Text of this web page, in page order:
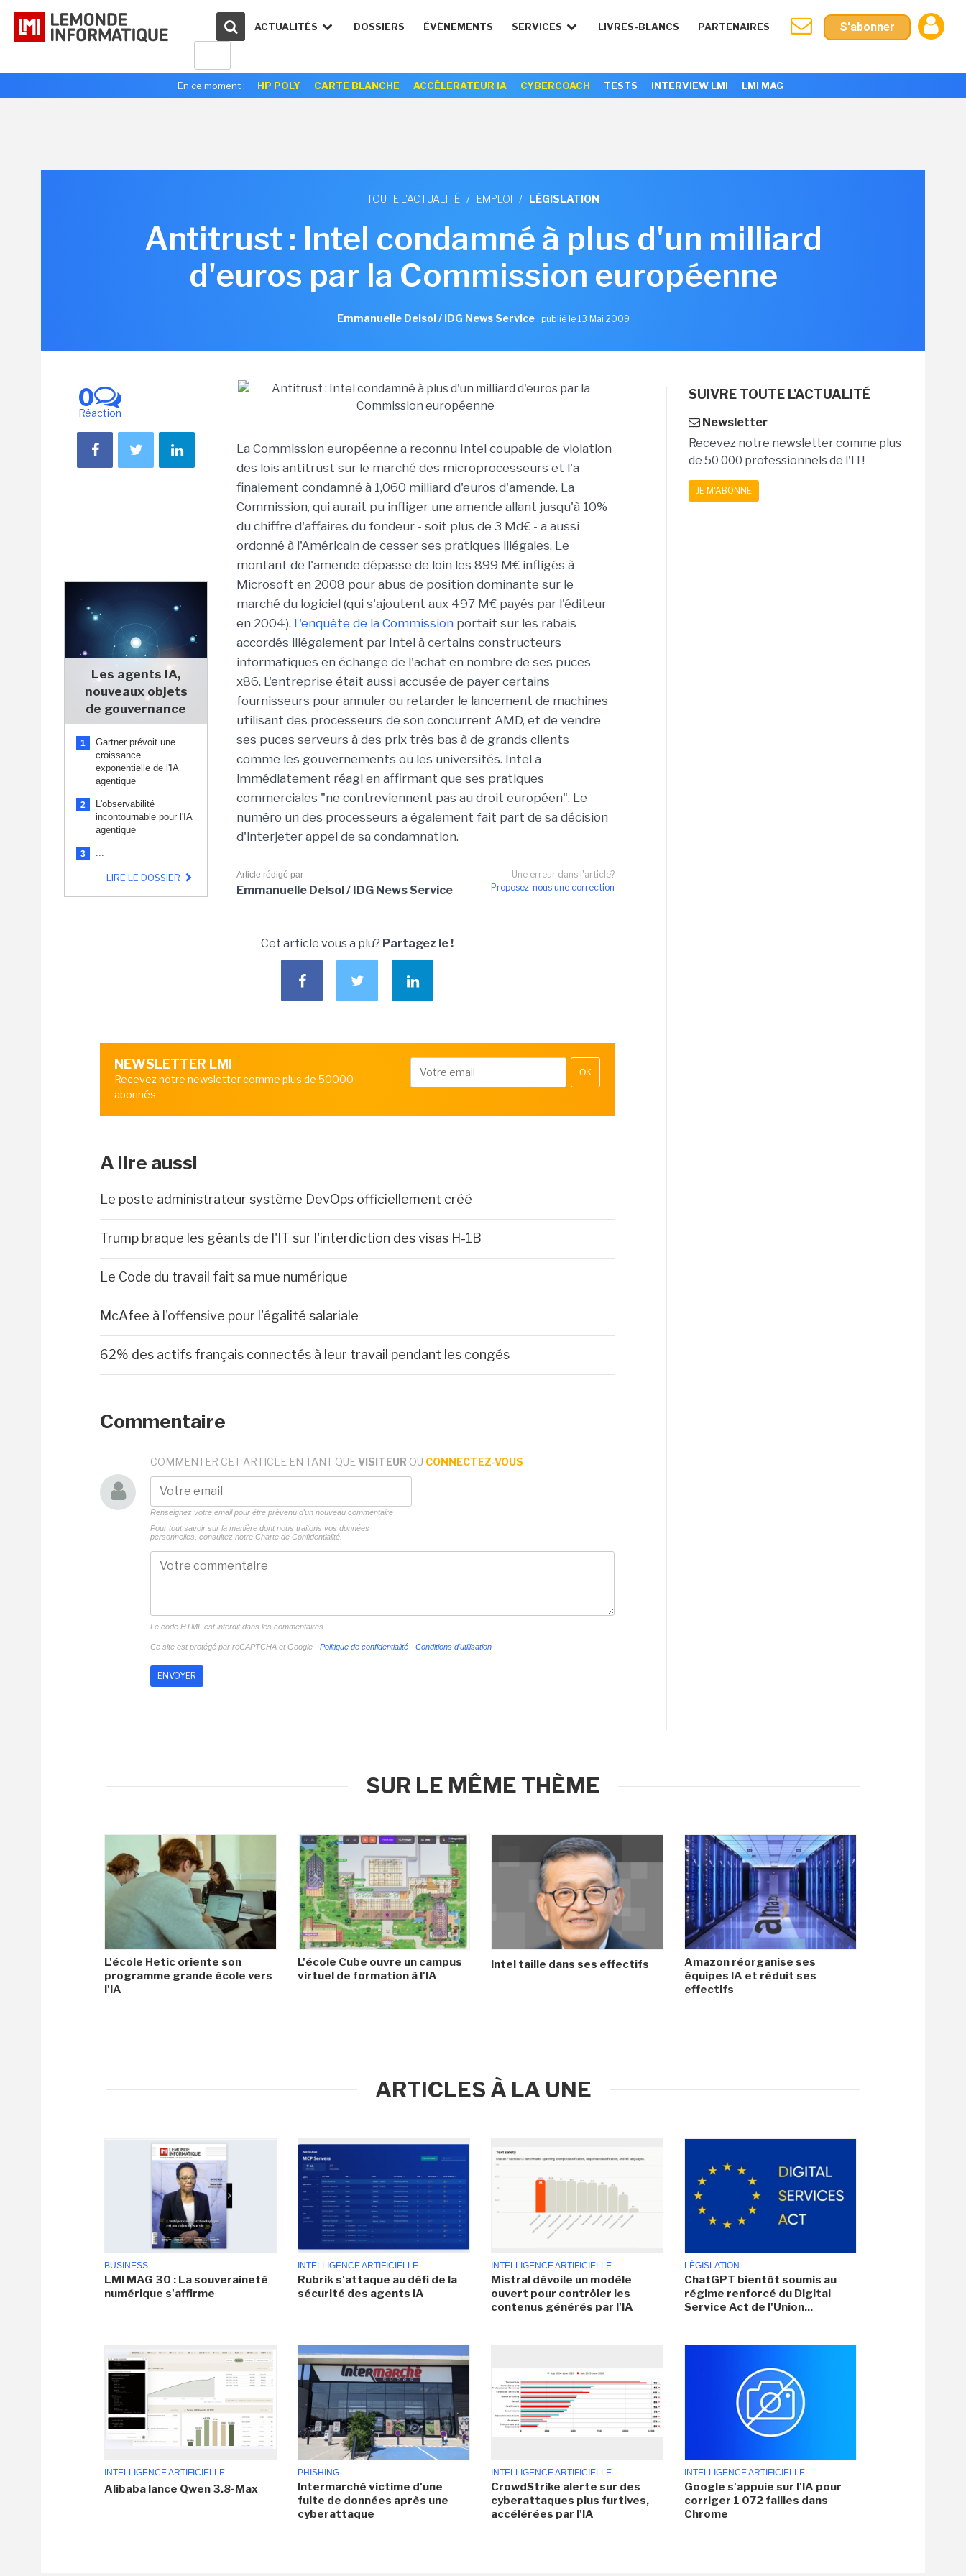
ACTUALITÉS DOSSIERS ÉVÉNEMENTS SERVICES LIVRES-BLANCS PARTENAIRES S'abonner
En ce moment : HP POLY CARTE BLANCHE ACCÉLERATEUR IA CYBERCOACH TESTS INTERVIEW LMI LMI MAG
TOUTE L'ACTUALITÉ / EMPLOI / LÉGISLATION
Antitrust : Intel condamné à plus d'un milliard
d'euros par la Commission européenne
Emmanuelle Delsol / IDG News Service, publié le 13 Mai 2009
0
Réaction
Les agents IA,
nouveaux objets
de gouvernance
1
Gartner prévoit une
croissance
exponentielle de l'IA
agentique
2
L'observabilité
incontournable pour l'IA
agentique
3 ...
LIRE LE DOSSIER
La Commission européenne a reconnu Intel coupable de violation
des lois antitrust sur le marché des microprocesseurs et l'a
finalement condamné à 1,060 milliard d'euros d'amende. La
Commission, qui aurait pu infliger une amende allant jusqu'à 10%
du chiffre d'affaires du fondeur - soit plus de 3 Md€ - a aussi
ordonné à l'Américain de cesser ses pratiques illégales. Le
montant de l'amende dépasse de loin les 899 M€ infligés à
Microsoft en 2008 pour abus de position dominante sur le
marché du logiciel (qui s'ajoutent aux 497 M€ payés par l'éditeur
en 2004). L'enquête de la Commission portait sur les rabais
accordés illégalement par Intel à certains constructeurs
informatiques en échange de l'achat en nombre de ses puces
x86. L'entreprise était aussi accusée de payer certains
fournisseurs pour annuler ou retarder le lancement de machines
utilisant des processeurs de son concurrent AMD, et de vendre
ses puces serveurs à des prix très bas à de grands clients
comme les gouvernements ou les universités. Intel a
immédiatement réagi en affirmant que ses pratiques
commerciales "ne contreviennent pas au droit européen". Le
numéro un des processeurs a également fait part de sa décision
d'interjeter appel de sa condamnation.
Une erreur dans l'article?
Proposez-nous une correction
Article rédigé par
Emmanuelle Delsol / IDG News Service
Cet article vous a plu? Partagez le !
NEWSLETTER LMI
Recevez notre newsletter comme plus de 50000
abonnés
OK
A lire aussi
Le poste administrateur système DevOps officiellement créé
Trump braque les géants de l'IT sur l'interdiction des visas H-1B
Le Code du travail fait sa mue numérique
McAfee à l'offensive pour l'égalité salariale
62% des actifs français connectés à leur travail pendant les congés
Commentaire
COMMENTER CET ARTICLE EN TANT QUE VISITEUR OU CONNECTEZ-VOUS
Renseignez votre email pour être prévenu d'un nouveau commentaire
Pour tout savoir sur la manière dont nous traitons vos données
personnelles, consultez notre Charte de Confidentialité.
Le code HTML est interdit dans les commentaires
Ce site est protégé par reCAPTCHA et Google - Politique de confidentialité - Conditions d'utilisation
SUIVRE TOUTE L'ACTUALITÉ
Newsletter
Recevez notre newsletter comme plus
de 50 000 professionnels de l'IT!
JE M'ABONNE
SUR LE MÊME THÈME
L'école Hetic oriente son
programme grande école vers
l'IA
L'école Cube ouvre un campus
virtuel de formation à l'IA
Intel taille dans ses effectifs
Amazon réorganise ses
équipes IA et réduit ses
effectifs
ARTICLES À LA UNE
BUSINESS
LMI MAG 30 : La souveraineté
numérique s'affirme
INTELLIGENCE ARTIFICIELLE
Rubrik s'attaque au défi de la
sécurité des agents IA
INTELLIGENCE ARTIFICIELLE
Mistral dévoile un modèle
ouvert pour contrôler les
contenus générés par l'IA
LÉGISLATION
ChatGPT bientôt soumis au
régime renforcé du Digital
Service Act de l'Union...
INTELLIGENCE ARTIFICIELLE
Alibaba lance Qwen 3.8-Max
PHISHING
Intermarché victime d'une
fuite de données après une
cyberattaque
INTELLIGENCE ARTIFICIELLE
CrowdStrike alerte sur des
cyberattaques plus furtives,
accélérées par l'IA
INTELLIGENCE ARTIFICIELLE
Google s'appuie sur l'IA pour
corriger 1 072 failles dans
Chrome